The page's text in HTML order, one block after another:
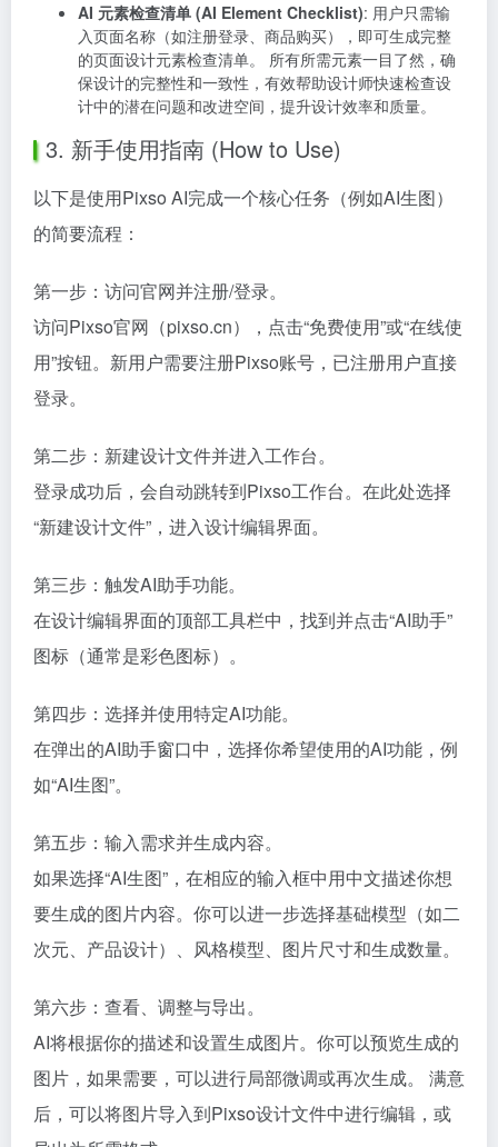
AI 元素检查清单 (AI Element Checklist): 用户只需输
入页面名称（如注册登录、商品购买），即可生成完整
的页面设计元素检查清单。 所有所需元素一目了然，确
保设计的完整性和一致性，有效帮助设计师快速检查设
计中的潜在问题和改进空间，提升设计效率和质量。
3. 新手使用指南 (How to Use)
以下是使用Pixso AI完成一个核心任务（例如AI生图）
的简要流程：
第一步：访问官网并注册/登录。
访问Pixso官网（pixso.cn），点击“免费使用”或“在线使
用”按钮。新用户需要注册Pixso账号，已注册用户直接
登录。
第二步：新建设计文件并进入工作台。
登录成功后，会自动跳转到Pixso工作台。在此处选择
“新建设计文件”，进入设计编辑界面。
第三步：触发AI助手功能。
在设计编辑界面的顶部工具栏中，找到并点击“AI助手”
图标（通常是彩色图标）。
第四步：选择并使用特定AI功能。
在弹出的AI助手窗口中，选择你希望使用的AI功能，例
如“AI生图”。
第五步：输入需求并生成内容。
如果选择“AI生图”，在相应的输入框中用中文描述你想
要生成的图片内容。你可以进一步选择基础模型（如二
次元、产品设计）、风格模型、图片尺寸和生成数量。
第六步：查看、调整与导出。
AI将根据你的描述和设置生成图片。你可以预览生成的
图片，如果需要，可以进行局部微调或再次生成。 满意
后，可以将图片导入到Pixso设计文件中进行编辑，或